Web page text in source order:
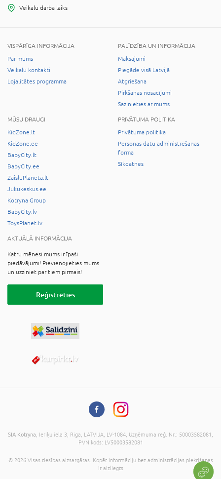
Veikalu darba laiks
VISPĀRĪGA INFORMĀCIJA
Par mums
Veikalu kontakti
Lojalitātes programma
PALĪDZĪBA UN INFORMĀCIJA
Maksājumi
Piegāde visā Latvijā
Atgriešana
Pirkšanas nosacījumi
Sazinieties ar mums
MŪSU DRAUGI
KidZone.lt
KidZone.ee
BabyCity.lt
BabyCity.ee
ZaisluPlaneta.lt
Jukukeskus.ee
Kotryna Group
BabyCity.lv
ToysPlanet.lv
PRIVĀTUMA POLITIKA
Privātuma politika
Personas datu administrēšanas
forma
Sīkdatnes
AKTUĀLĀ INFORMĀCIJA
Katru mēnesi mums ir īpaši
piedāvājumi! Pievienojieties mums
un uzziniet par tiem pirmais!
Reģistrēties
SIA Kotryna , Ieriķu iela 3, Riga, LATVIJA, LV-1084, Uzņēmuma reģ. Nr.: 50003582081,
PVN kods: LV50003582081
© 2026 Visas tiesības aizsargātas. Kopēt informāciju bez administrācijas piekrišanas
ir aizliegts